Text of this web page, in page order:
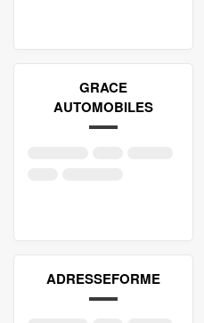
GRACE
AUTOMOBILES
ADRESSEFORME